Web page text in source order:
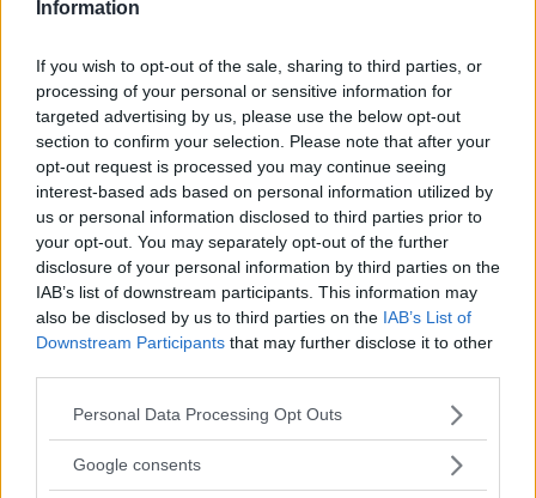
Information
If you wish to opt-out of the sale, sharing to third parties, or
processing of your personal or sensitive information for
targeted advertising by us, please use the below opt-out
section to confirm your selection. Please note that after your
opt-out request is processed you may continue seeing
interest-based ads based on personal information utilized by
us or personal information disclosed to third parties prior to
your opt-out. You may separately opt-out of the further
disclosure of your personal information by third parties on the
IAB’s list of downstream participants. This information may
also be disclosed by us to third parties on the IAB’s List of
Downstream Participants that may further disclose it to other
Please note that this website/app uses one or more Google
not limited to your visit or usage behaviour. You may click to
Personal Data Processing Opt Outs
Google consents
dagar för att se hur utrustningen passar dina
MEST LÄST JUST NU
DJI Osmo Pocket 4P
släppt – får 10-bitars D-
Log 2 & 3x optisk zoom
Sony lägger bud på
Tamron – kan vara värt
12 miljarder kronor